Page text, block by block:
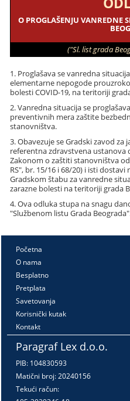
O PROGLAŠENJU VANREDNE
("Sl. list grada
1. Proglašava se vanredna
elementarne nepogode
bolesti COVID-19, na teritoriji
2. Vanredna situacija se
preventivnih mera zaštite
stanovništva.
3. Obavezuje se Gradski zavod za
referentna zdravstvena ustanova
Zakonom o zaštiti stanovništva
RS", br. 15/16 i 68/20) i isti
Gradskom štabu za vanredne
zarazne bolesti na teritoriji grada
4. Ova odluka stupa na snagu
"Službenom listu Grada
Početna
O nama
Besplatno
Pretplata
Savetovanja
Korisnički kutak
Kontakt
Paragraf Lex d.o.o.
PIB: 104830593
Matični broj: 20240156
Tekući račun: